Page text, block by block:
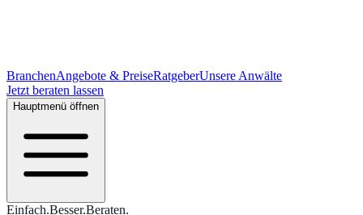
BranchenAngebote & PreiseRatgeberUnsere Anwälte
Jetzt beraten lassen
Hauptmenü öffnen
Einfach.Besser.Beraten.